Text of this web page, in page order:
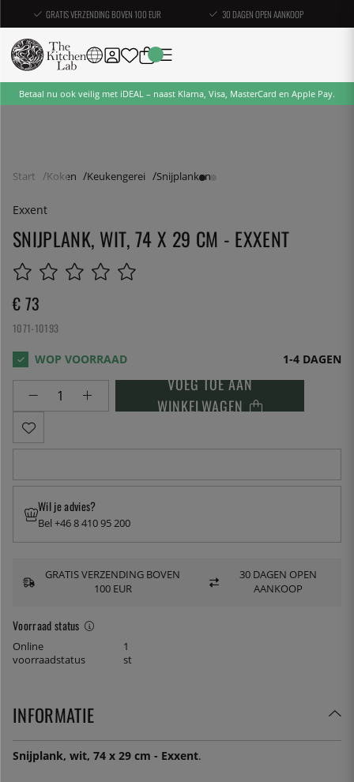
GRATIS VERZENDING BOVEN 100 EUR 30 DAGEN OPEN AANKOOP
Betaal nu ook veilig met iDEAL – naast Klarna, Visa, MasterCard en Apple Pay.
Start Koken Keukengerei Snijplanken
Exxent
SNIJPLANK, WIT, 74 X 29 CM - EXXENT
€ 73
1071-10193
1-4 DAGEN
VOEG TOE AAN
WINKELWAGEN
Voorraad status
Online
voorraadstatus
1
st
Wil je advies?
Bel +46 8 410 95 200
GRATIS VERZENDING BOVEN
100 EUR
30 DAGEN OPEN
AANKOOP
INFORMATIE
Snijplank, wit, 74 x 29 cm - Exxent.